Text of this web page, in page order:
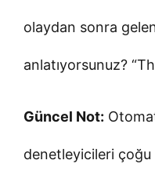
olaydan sonra
anlatıyorsunuz?
Güncel Not:
denetleyicileri çoğu